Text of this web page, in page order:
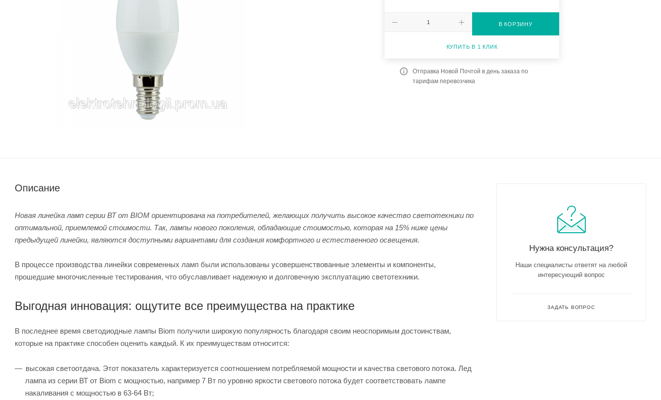
В КОРЗИНУ
КУПИТЬ В 1 КЛИК
Отправка Новой Почтой в день заказа по
тарифам перевозчика
Описание
Новая линейка ламп серии ВТ от BIOM ориентирована на потребителей, желающих получить высокое качество светотехники по
оптимальной, приемлемой стоимости. Так, лампы нового поколения, обладающие стоимостью, которая на 15% ниже цены
предыдущей линейки, являются доступными вариантами для создания комфортного и естественного освещения.
В процессе производства линейки современных ламп были использованы усовершенствованные элементы и компоненты,
прошедшие многочисленные тестирования, что обуславливает надежную и долговечную эксплуатацию светотехники.
Выгодная инновация: ощутите все преимущества на практике
В последнее время светодиодные лампы Biom получили широкую популярность благодаря своим неоспоримым достоинствам,
которые на практике способен оценить каждый. К их преимуществам относится:
высокая светоотдача. Этот показатель характеризуется соотношением потребляемой мощности и качества светового потока. Лед
лампа из серии ВТ от Biom с мощностью, например 7 Вт по уровню яркости светового потока будет соответствовать лампе
накаливания с мощностью в 63-64 Вт;
Нужна консультация?
Наши специалисты ответят на любой
интересующий вопрос
ЗАДАТЬ ВОПРОС